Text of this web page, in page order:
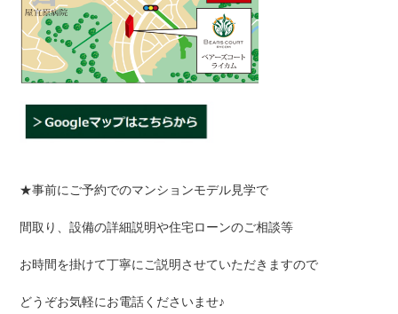
★事前にご予約でのマンションモデル見学で
間取り、設備の詳細説明や住宅ローンのご相談等
お時間を掛けて丁寧にご説明させていただきますので
どうぞお気軽にお電話くださいませ♪